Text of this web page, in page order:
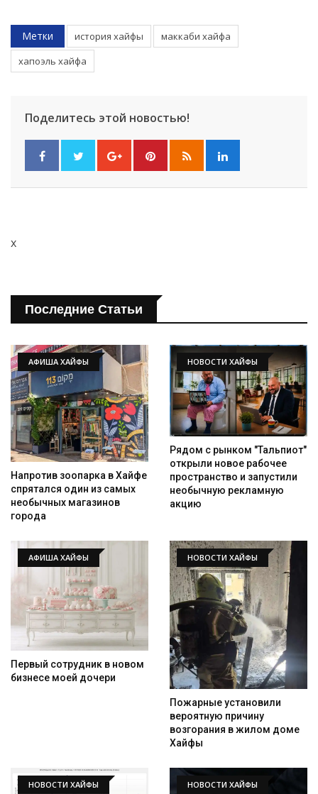
Метки история хайфы
маккаби хайфа
хапоэль хайфа
Поделитесь этой новостью!
x
Последние Статьи
АФИША ХАЙФЫ
Напротив зоопарка в Хайфе
спрятался один из самых
необычных магазинов
города
НОВОСТИ ХАЙФЫ
Рядом с рынком "Тальпиот"
открыли новое рабочее
пространство и запустили
необычную рекламную
акцию
АФИША ХАЙФЫ
Первый сотрудник в новом
бизнесе моей дочери
НОВОСТИ ХАЙФЫ
Пожарные установили
вероятную причину
возгорания в жилом доме
Хайфы
НОВОСТИ ХАЙФЫ НОВОСТИ ХАЙФЫ